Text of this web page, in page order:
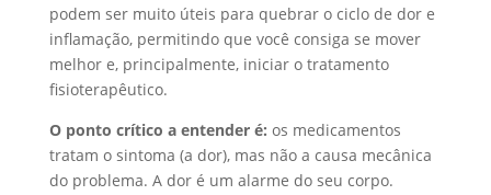
podem ser muito úteis para quebrar o ciclo de dor e
inflamação, permitindo que você consiga se mover
melhor e, principalmente, iniciar o tratamento
fisioterapêutico.
O ponto crítico a entender é: os medicamentos
tratam o sintoma (a dor), mas não a causa mecânica
do problema. A dor é um alarme do seu corpo.